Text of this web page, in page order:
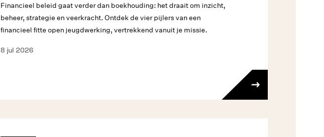
Financieel beleid gaat verder dan boekhouding: het draait om inzicht,
beheer, strategie en veerkracht. Ontdek de vier pijlers van een
financieel fitte open jeugdwerking, vertrekkend vanuit je missie.
8 jul 2026